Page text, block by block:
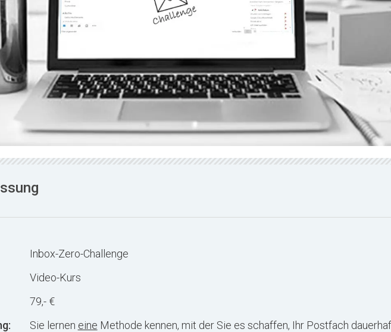
Inbox-Zero-Challenge
Video-Kurs
79,- €
Sie lernen eine Methode kennen, mit der Sie es schaffen, Ihr Postfach